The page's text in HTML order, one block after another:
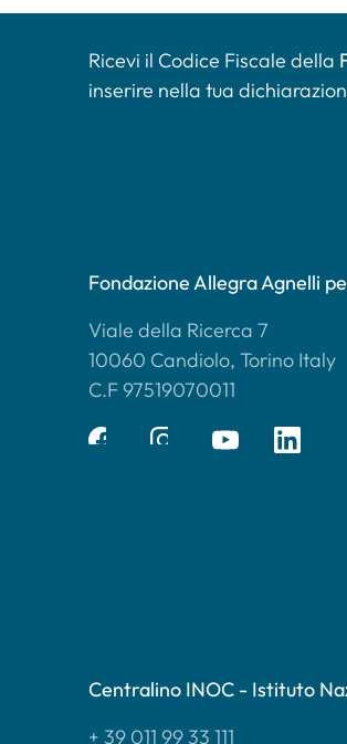
Ricevi il Codice Fiscale della
inserire nella tua
Fondazione Allegra Agnelli
Viale della Ricerca 7
10060 Candiolo, Torino Italy
C.F 97519070011
Centralino INOC - Istituto
+ 39 011 99 33 111